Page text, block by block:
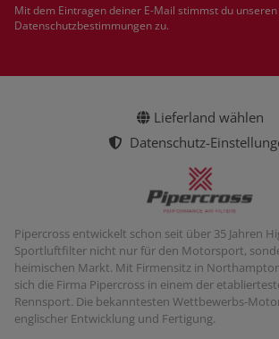
Mit dem Eintragen deiner E-Mail stimmst du unseren
Datenschutzbestimmungenzu.
Lieferland wählen
Datenschutz-
Pipercross entwickelt schon seit über 35 Jahren
Sportluftfilter nicht nur für den Motorsport,
heimischen Markt. Mit Firmensitz in
sich die Firma Pipercross in einem der
Rennsport. Die bekanntesten Wettbewerbs-
englischer Entwicklung und Fertigung.